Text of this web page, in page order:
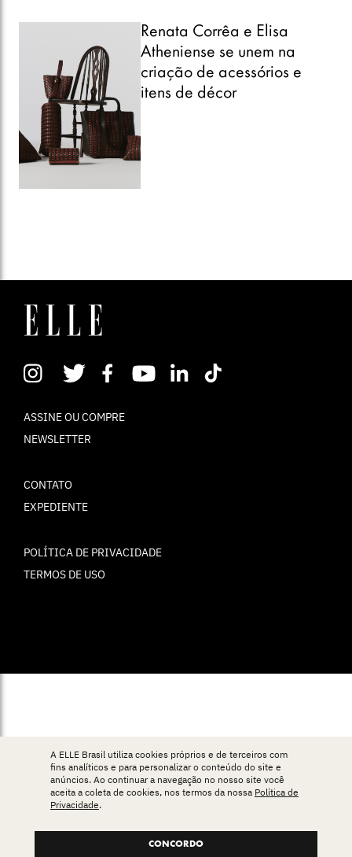
Renata Corrêa e Elisa
Atheniense se unem na
criação de acessórios e
itens de décor
ASSINE OU COMPRE
NEWSLETTER
CONTATO
EXPEDIENTE
POLÍTICA DE PRIVACIDADE
TERMOS DE USO
A ELLE Brasil utiliza cookies próprios e de terceiros com
fins analíticos e para personalizar o conteúdo do site e
anúncios. Ao continuar a navegação no nosso site você
aceita a coleta de cookies, nos termos da nossa Política de
Privacidade.
CONCORDO